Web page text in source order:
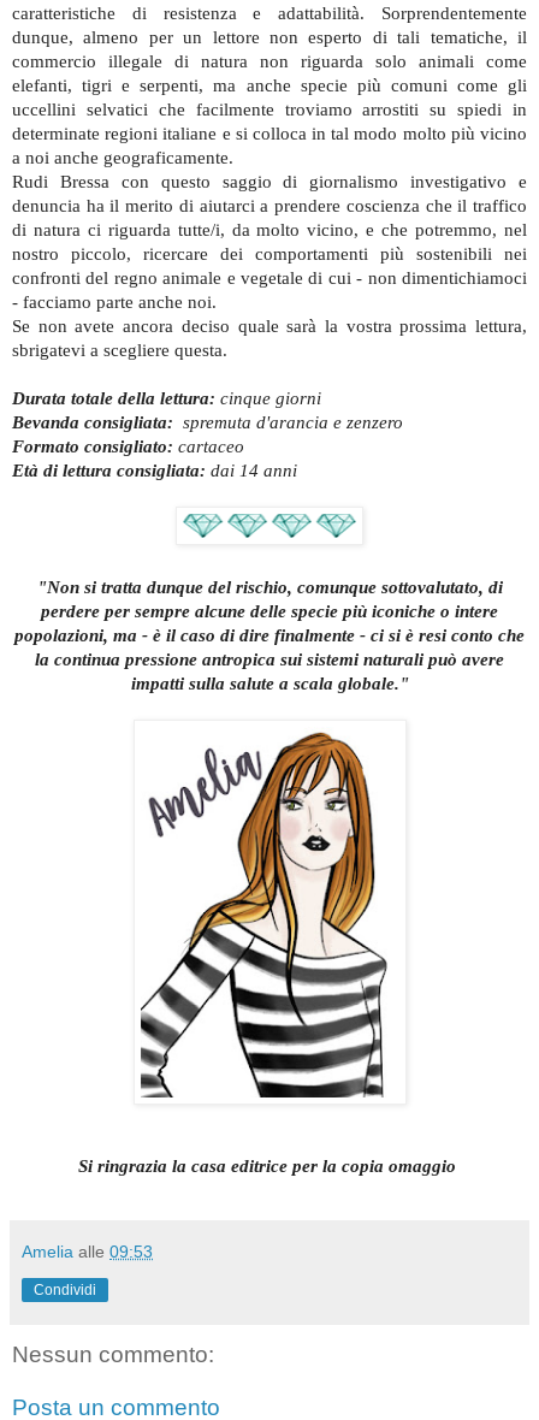
caratteristiche di resistenza e adattabilità. Sorprendentemente
dunque, almeno per un lettore non esperto di tali tematiche, il
commercio illegale di natura non riguarda solo animali come
elefanti, tigri e serpenti, ma anche specie più comuni come gli
uccellini selvatici che facilmente troviamo arrostiti su spiedi in
determinate regioni italiane e si colloca in tal modo molto più vicino
a noi anche geograficamente.
Rudi Bressa con questo saggio di giornalismo investigativo e
denuncia ha il merito di aiutarci a prendere coscienza che il traffico
di natura ci riguarda tutte/i, da molto vicino, e che potremmo, nel
nostro piccolo, ricercare dei comportamenti più sostenibili nei
confronti del regno animale e vegetale di cui - non dimentichiamoci
- facciamo parte anche noi.
Se non avete ancora deciso quale sarà la vostra prossima lettura,
sbrigatevi a scegliere questa.
Durata totale della lettura: cinque giorni
Bevanda consigliata: spremuta d'arancia e zenzero
Formato consigliato: cartaceo
Età di lettura consigliata: dai 14 anni
"Non si tratta dunque del rischio, comunque sottovalutato, di
perdere per sempre alcune delle specie più iconiche o intere
popolazioni, ma - è il caso di dire finalmente - ci si è resi conto che
la continua pressione antropica sui sistemi naturali può avere
impatti sulla salute a scala globale."
Si ringrazia la casa editrice per la copia omaggio
Amelia alle 09:53
Condividi
Nessun commento:
Posta un commento